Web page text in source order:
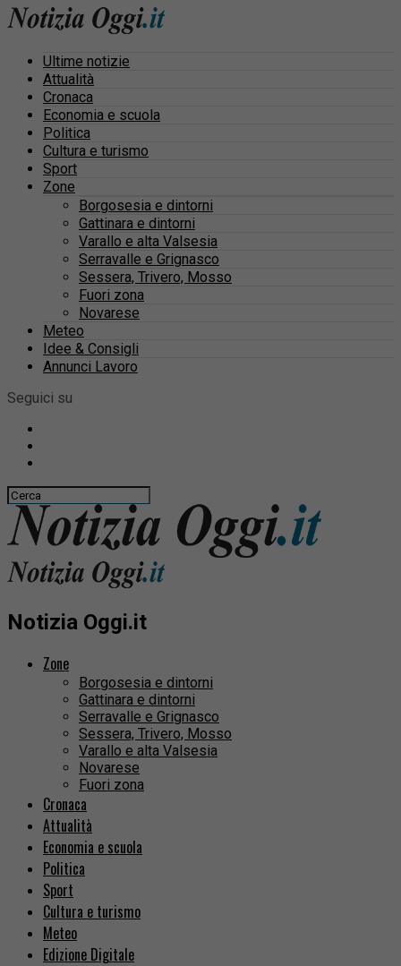
Ultime notizie
Attualità
Cronaca
Economia e scuola
Politica
Cultura e turismo
Sport
Zone
Borgosesia e dintorni
Gattinara e dintorni
Varallo e alta Valsesia
Serravalle e Grignasco
Sessera, Trivero, Mosso
Fuori zona
Novarese
Meteo
Idee & Consigli
Annunci Lavoro
Seguici su
Notizia Oggi.it
Zone
Borgosesia e dintorni
Gattinara e dintorni
Serravalle e Grignasco
Sessera, Trivero, Mosso
Varallo e alta Valsesia
Novarese
Fuori zona
Cronaca
Attualità
Economia e scuola
Politica
Sport
Cultura e turismo
Meteo
Edizione Digitale